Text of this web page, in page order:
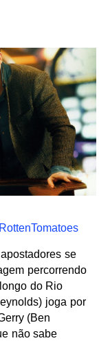
RottenTomatoes
se
percorrendo
do Rio
joga por
(Ben
não sabe